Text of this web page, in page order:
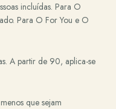
incluídas. Para O
Para O For You e O
A partir de 90, aplica-se
que sejam